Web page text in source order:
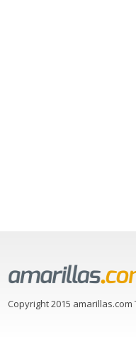
Copyright 2015